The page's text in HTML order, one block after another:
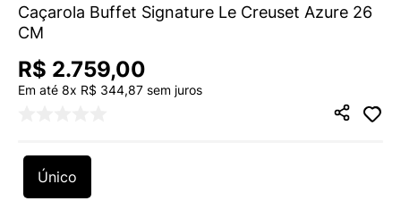
Caçarola Buffet Signature Le Creuset Azure 26
CM
R$ 2.759,00
Em até 8x R$ 344,87 sem juros
Único
5 º
ADIDAS
º
7 º
MELISSA SLIDE
10º NEW 530